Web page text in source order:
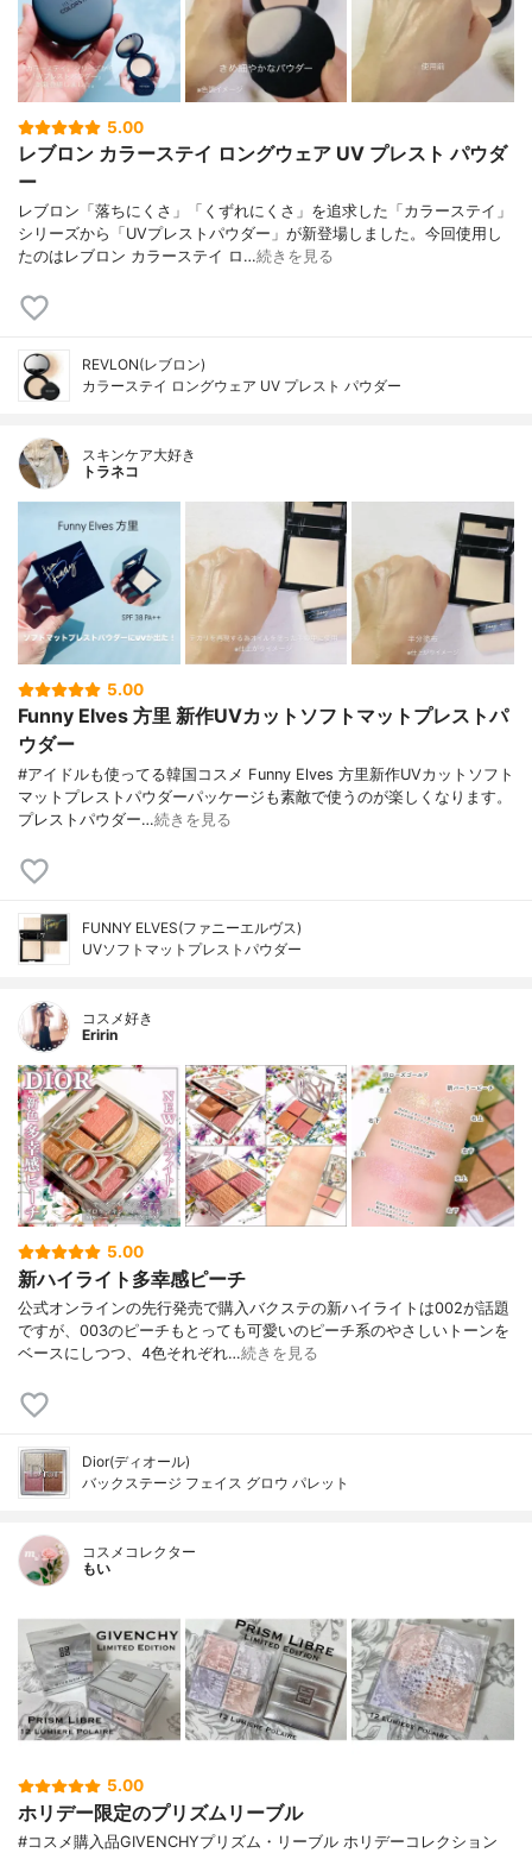
5.00
レブロン カラーステイ ロングウェア UV プレスト パウダ
ー
レブロン「落ちにくさ」「くずれにくさ」を追求した「カラーステイ」
シリーズから「UVプレストパウダー」が新登場しました。今回使用し
たのはレブロン カラーステイ ロ…続きを見る
REVLON(レブロン)
カラーステイ ロングウェア UV プレスト パウダー
スキンケア大好き
トラネコ
5.00
Funny Elves 方里 新作UVカットソフトマットプレストパ
ウダー
#アイドルも使ってる韓国コスメ Funny Elves 方里新作UVカットソフト
マットプレストパウダーパッケージも素敵で使うのが楽しくなります。
プレストパウダー…続きを見る
FUNNY ELVES(ファニーエルヴス)
UVソフトマットプレストパウダー
コスメ好き
Eririn
5.00
新ハイライト多幸感ピーチ
公式オンラインの先行発売で購入バクステの新ハイライトは002が話題
ですが、003のピーチもとっても可愛いのピーチ系のやさしいトーンを
ベースにしつつ、4色それぞれ…続きを見る
Dior(ディオール)
バックステージ フェイス グロウ パレット
コスメコレクター
もい
5.00
ホリデー限定のプリズムリーブル
#コスメ購入品GIVENCHYプリズム・リーブル ホリデーコレクション